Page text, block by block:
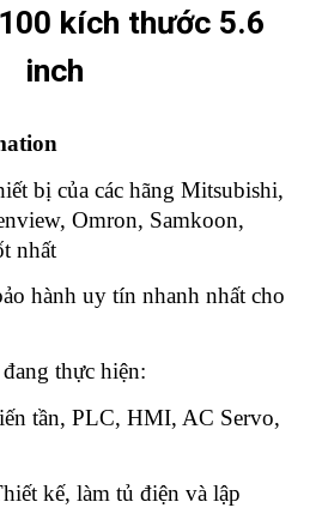
kích thước 5.6
inch
bị của các hãng Mitsubishi,
Omron, Samkoon,
nhất
hành uy tín nhanh nhất cho
đang thực hiện:
tần, PLC, HMI, AC Servo,
kế, làm tủ điện và lập